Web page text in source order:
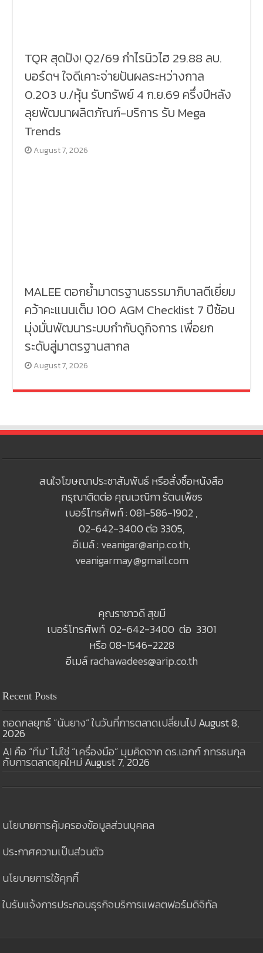
TQR สุดปัง! Q2/69 กำไรนิวไฮ 29.88 ลบ.
บอร์ดฯ ใจดีเคาะจ่ายปันผลระหว่างกาล
0.203 บ./หุ้น รับทรัพย์ 4 ก.ย.69 ครึ่งปีหลัง
ลุยพัฒนาผลิตภัณฑ์-บริการ รับ Mega
Trends
August 7, 2026
MALEE ตอกย้ำมาตรฐานธรรมาภิบาลดีเยี่ยม
คว้าคะแนนเต็ม 100 AGM Checklist 7 ปีซ้อน
มุ่งมั่นพัฒนาระบบกำกับดูกิจการ เพื่อยก
ระดับสู่มาตรฐานสากล
August 7, 2026
สนใจโฆษณาประชาสัมพันธ์ หรือสั่งซื้อหนังสือ
กรุณาติดต่อ คุณเวณิกา รัตนเพ็ชร
เบอร์โทรศัพท์ : 081-586-1902 ,
02-642-3400 ต่อ 3305,
อีเมล์ : veanigar@arip.co.th,
veanigarmay@gmail.com
คุณราชาวดี สุขมี
เบอร์โทรศัพท์ 02-642-3400 ต่อ 3301
หรือ 08-1546-2228
อีเมล์rachawadees@arip.co.th
Recent Posts
ถอดกลยุทธ์ “นันยาง” ในวันที่การตลาดเปลี่ยนไป August 8,
2026
AI คือ “ทีม” ไม่ใช่ “เครื่องมือ” มุมคิดจาก ดร.เอกก์ ภทรธนกุล
กับการตลาดยุคใหม่ August 7, 2026
นโยบายการคุ้มครองข้อมูลส่วนบุคคล
ประกาศความเป็นส่วนตัว
นโยบายการใช้คุกกี้
ใบรับแจ้งการประกอบธุรกิจบริการแพลตฟอร์มดิจิทัล